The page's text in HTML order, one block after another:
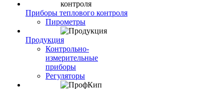
Приборы теплового контроля
Пирометры
Продукция
Контрольно-
измерительные
приборы
Регуляторы